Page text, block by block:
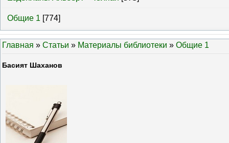
Общие 1 [774]
Главная » Статьи » Материалы библиотеки » Общие 1
Басият Шаханов